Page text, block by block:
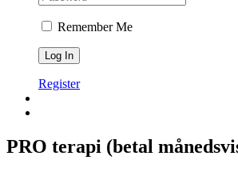
Remember Me
Register
PRO terapi (betal